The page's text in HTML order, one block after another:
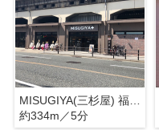
MISUGIYA(三杉屋) 福島店
約334m／5分